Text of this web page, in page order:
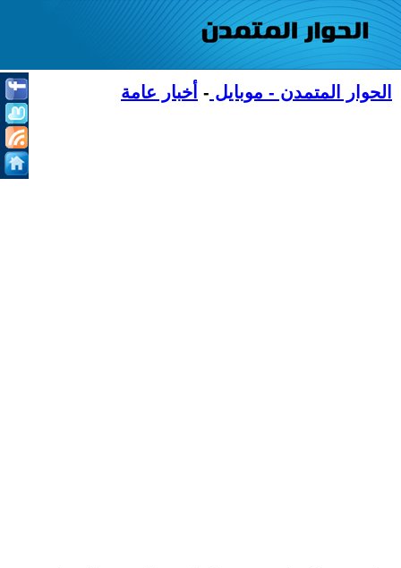
الحوار المتمدن - موبايل - أخبار عامة